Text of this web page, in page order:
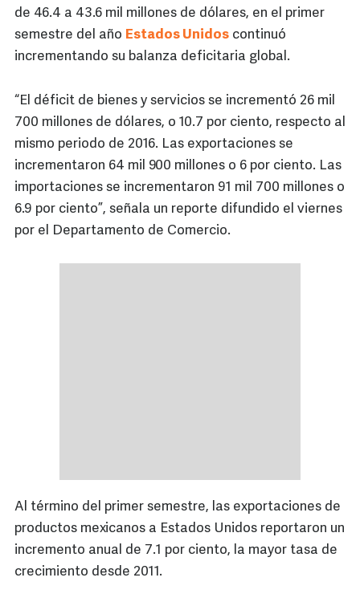
de 46.4 a 43.6 mil millones de dólares, en el primer
semestre del año Estados Unidos continuó
incrementando su balanza deficitaria global.
“El déficit de bienes y servicios se incrementó 26 mil
700 millones de dólares, o 10.7 por ciento, respecto al
mismo periodo de 2016. Las exportaciones se
incrementaron 64 mil 900 millones o 6 por ciento. Las
importaciones se incrementaron 91 mil 700 millones o
6.9 por ciento”, señala un reporte difundido el viernes
por el Departamento de Comercio.
Al término del primer semestre, las exportaciones de
productos mexicanos a Estados Unidos reportaron un
incremento anual de 7.1 por ciento, la mayor tasa de
crecimiento desde 2011.